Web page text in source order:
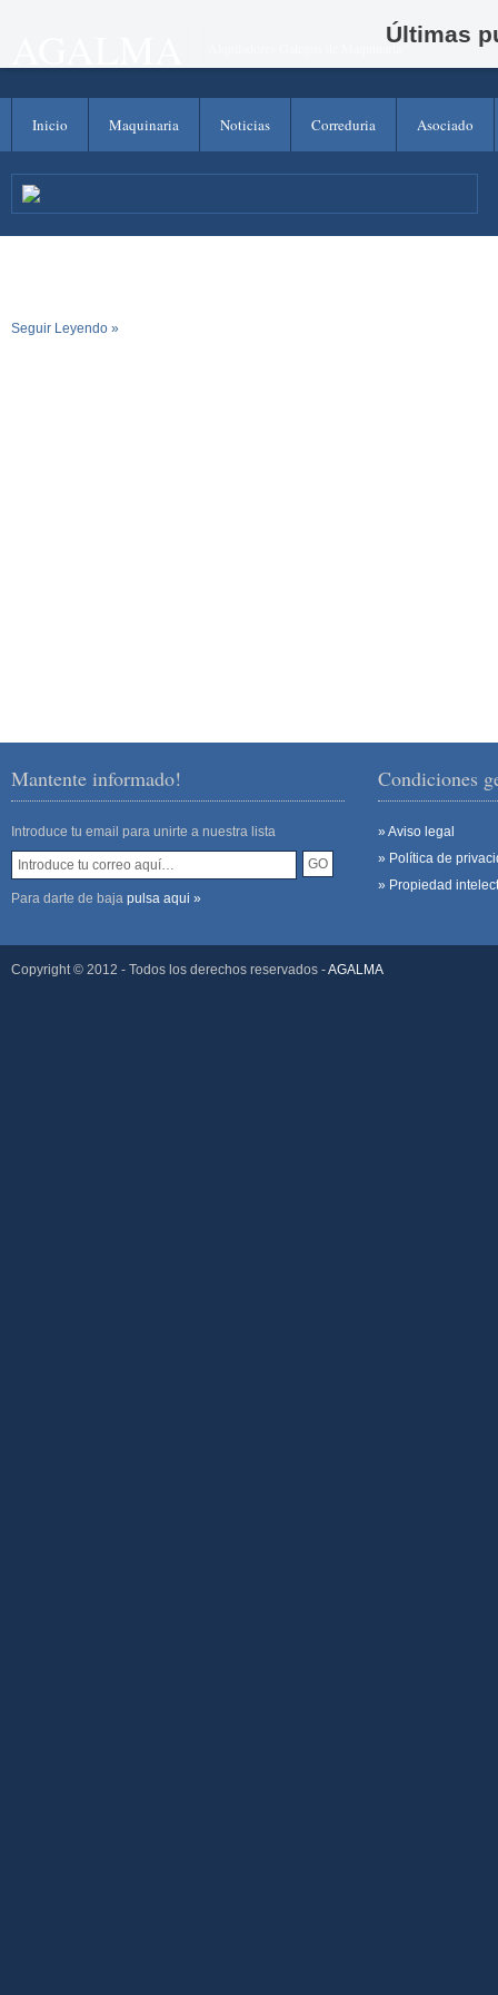
Alquiladores Galegos de Maquinaria
Inicio Maquinaria Noticias Correduria Asociado
Últimas
Seguir Leyendo »
Mantente informado!
Introduce tu email para unirte a nuestra lista
Para darte de baja pulsa aqui »
Condiciones
» Aviso legal
» Política de
» Propiedad
Copyright © 2012 - Todos los derechos reservados -AGALMA